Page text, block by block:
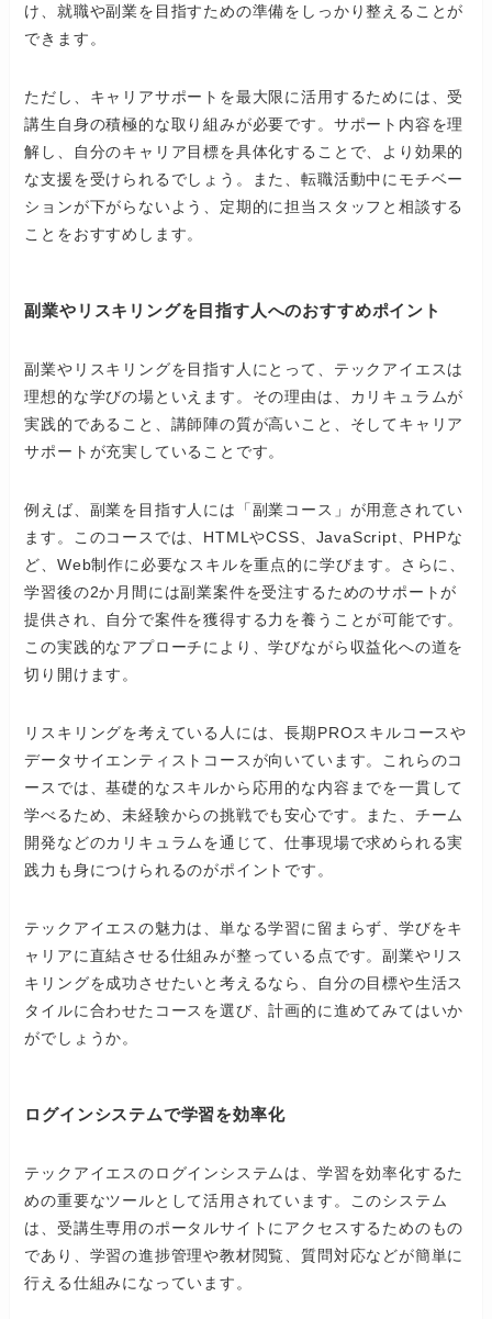
け、就職や副業を目指すための準備をしっかり整えることが
できます。
ただし、キャリアサポートを最大限に活用するためには、受
講生自身の積極的な取り組みが必要です。サポート内容を理
解し、自分のキャリア目標を具体化することで、より効果的
な支援を受けられるでしょう。また、転職活動中にモチベー
ションが下がらないよう、定期的に担当スタッフと相談する
ことをおすすめします。
副業やリスキリングを目指す人へのおすすめポイント
副業やリスキリングを目指す人にとって、テックアイエスは
理想的な学びの場といえます。その理由は、カリキュラムが
実践的であること、講師陣の質が高いこと、そしてキャリア
サポートが充実していることです。
例えば、副業を目指す人には「副業コース」が用意されてい
ます。このコースでは、HTMLやCSS、JavaScript、PHPな
ど、Web制作に必要なスキルを重点的に学びます。さらに、
学習後の2か月間には副業案件を受注するためのサポートが
提供され、自分で案件を獲得する力を養うことが可能です。
この実践的なアプローチにより、学びながら収益化への道を
切り開けます。
リスキリングを考えている人には、長期PROスキルコースや
データサイエンティストコースが向いています。これらのコ
ースでは、基礎的なスキルから応用的な内容までを一貫して
学べるため、未経験からの挑戦でも安心です。また、チーム
開発などのカリキュラムを通じて、仕事現場で求められる実
践力も身につけられるのがポイントです。
テックアイエスの魅力は、単なる学習に留まらず、学びをキ
ャリアに直結させる仕組みが整っている点です。副業やリス
キリングを成功させたいと考えるなら、自分の目標や生活ス
タイルに合わせたコースを選び、計画的に進めてみてはいか
がでしょうか。
ログインシステムで学習を効率化
テックアイエスのログインシステムは、学習を効率化するた
めの重要なツールとして活用されています。このシステム
は、受講生専用のポータルサイトにアクセスするためのもの
であり、学習の進捗管理や教材閲覧、質問対応などが簡単に
行える仕組みになっています。